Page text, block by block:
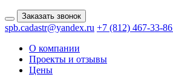
Заказать звонок
spb.cadastr@yandex.ru +7 (812) 467-33-86
О компании
Проекты и отзывы
Цены